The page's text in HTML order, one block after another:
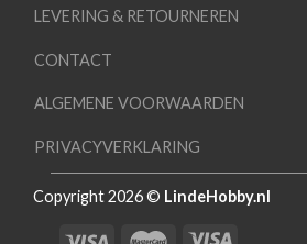
LEVERING & RETOURNEREN
CONTACT
ALGEMENE VOORWAARDEN
PRIVACYVERKLARING
Copyright 2026 © LindeHobby.nl